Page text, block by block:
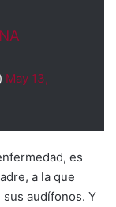
May 13,
es
a la que
audífonos. Y